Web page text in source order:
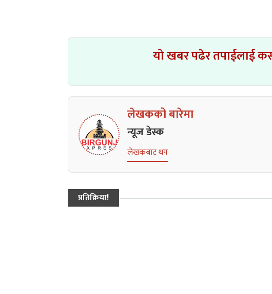
यो खबर पढेर तपाईलाई
लेखकको बारेमा
न्यूज डेस्क
लेखकबाट थप
प्रतिक्रिया!